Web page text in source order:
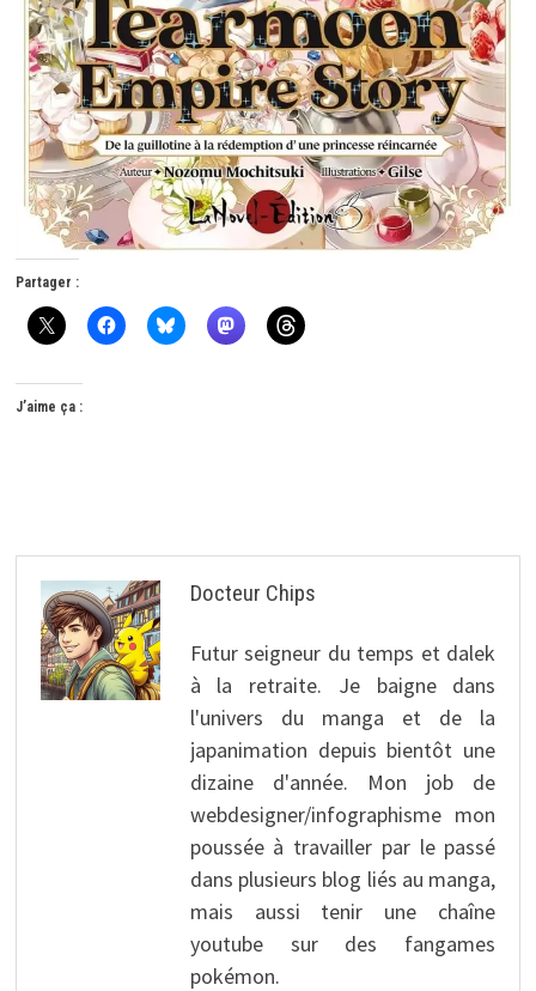
Partager :
J’aime ça :
Docteur Chips
Futur seigneur du temps et dalek
à la retraite. Je baigne dans
l'univers du manga et de la
japanimation depuis bientôt une
dizaine d'année. Mon job de
webdesigner/infographisme mon
poussée à travailler par le passé
dans plusieurs blog liés au manga,
mais aussi tenir une chaîne
youtube sur des fangames
pokémon.